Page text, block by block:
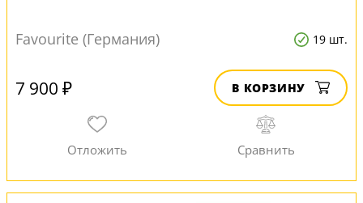
Favourite (Германия) 19 шт.
7 900 ₽ В КОРЗИНУ